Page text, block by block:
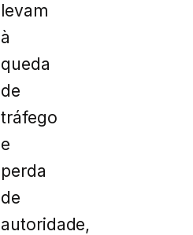
levam
à
queda
de
tráfego
e
perda
de
autoridade,